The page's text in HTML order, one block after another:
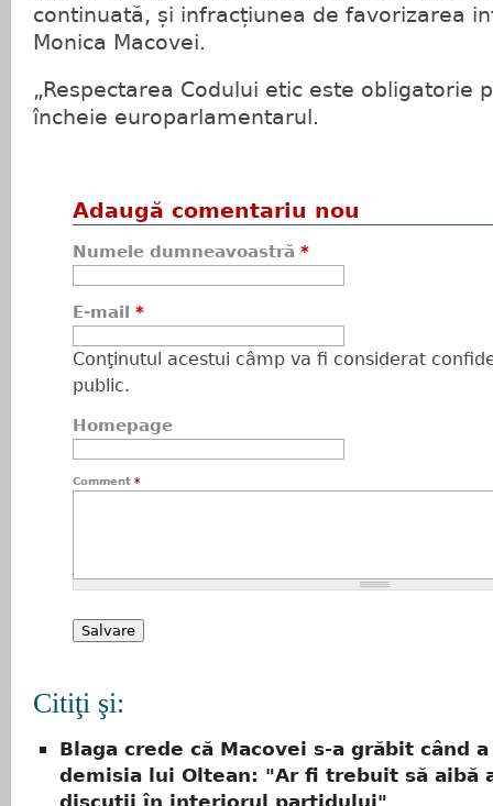
continuată, și infracțiunea de favorizarea
Monica Macovei.
„Respectarea Codului etic este obligatorie
încheie europarlamentarul.
Adaugă comentariu nou
Numele dumneavoastră *
E-mail *
Conţinutul acestui câmp va fi considerat
public.
Homepage
Comment *
Citiţi şi:
Blaga crede că Macovei s-a grăbit când
demisia lui Oltean: "Ar fi trebuit să aibă